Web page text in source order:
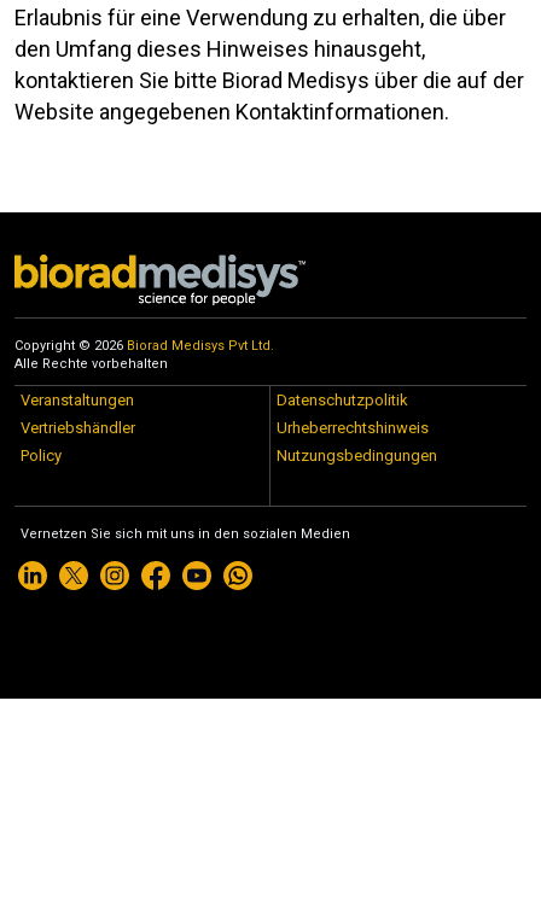
Erlaubnis für eine Verwendung zu erhalten, die über
den Umfang dieses Hinweises hinausgeht,
kontaktieren Sie bitte Biorad Medisys über die auf der
Website angegebenen Kontaktinformationen.
Copyright © 2026 Biorad Medisys Pvt Ltd.
Alle Rechte vorbehalten
Veranstaltungen
Vertriebshändler
Policy
Datenschutzpolitik
Urheberrechtshinweis
Nutzungsbedingungen
Vernetzen Sie sich mit uns in den sozialen Medien